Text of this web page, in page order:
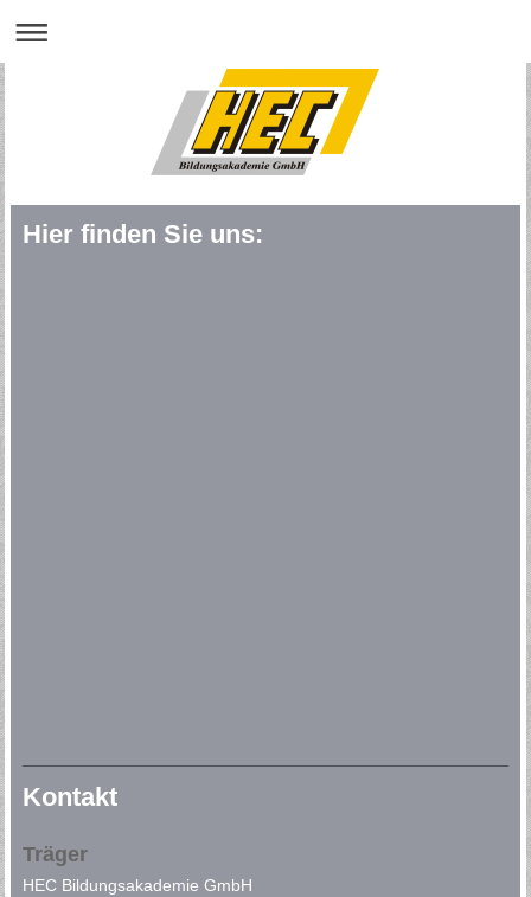
Hier finden Sie uns:
Kontakt
Träger
HEC Bildungsakademie GmbH